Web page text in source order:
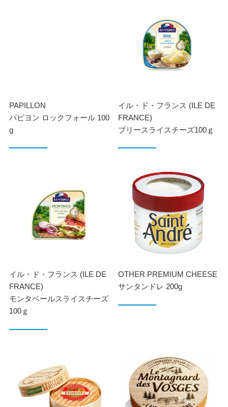
PAPILLON
パピヨン ロックフォール 100
g
イル・ド・フランス (ILE DE
FRANCE)
ブリースライスチーズ100ｇ
イル・ド・フランス (ILE DE
FRANCE)
モンタベールスライスチーズ
100ｇ
OTHER PREMIUM CHEESE
サンタンドレ 200g